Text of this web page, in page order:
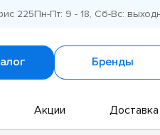
225Пн-Пт: 9 - 18, Сб-Вс:
Бренды
Акции